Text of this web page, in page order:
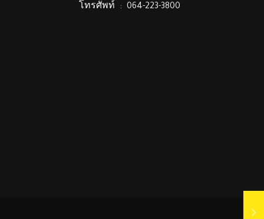
โทรศัพท์ : 064-223-3800